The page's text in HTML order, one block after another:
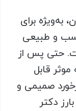
به‌ویژه برای
و طبیعی
حتی پس از
قابل
صمیمی و
دکتر